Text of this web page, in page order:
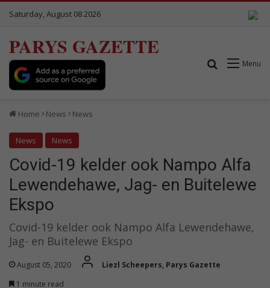
Saturday, August 08 2026
PARYS GAZETTE
Menu
Search for
Home News News
News News
Covid-19 kelder ook Nampo Alfa
Lewendehawe, Jag- en Buitelewe
Ekspo
Covid-19 kelder ook Nampo Alfa Lewendehawe,
Jag- en Buitelewe Ekspo
August 05, 2020
Liezl Scheepers, Parys Gazette
1 minute read